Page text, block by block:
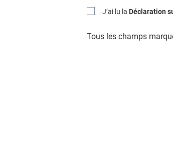
J’ai lu la Déclaration
Tous les champs